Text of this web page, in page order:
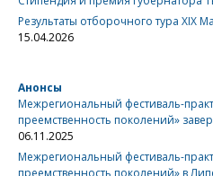
Результаты отборочного тура XIX
15.04.2026
Анонсы
Межрегиональный фестиваль-
преемственность поколений»
06.11.2025
Межрегиональный фестиваль-
преемственность поколений» в